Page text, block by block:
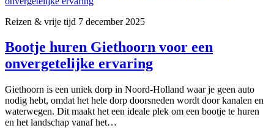
Reizen & vrije tijd 7 december 2025
Bootje huren Giethoorn voor een
onvergetelijke ervaring
Giethoorn is een uniek dorp in Noord-Holland waar je geen auto
nodig hebt, omdat het hele dorp doorsneden wordt door kanalen en
waterwegen. Dit maakt het een ideale plek om een bootje te huren
en het landschap vanaf het…